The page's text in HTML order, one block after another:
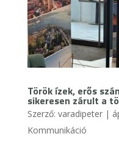
Török ízek, erős
sikeresen zárult a
Szerző: varadipeter|
Kommunikáció